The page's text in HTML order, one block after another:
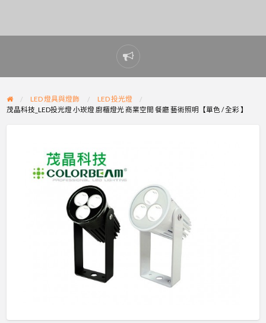
Report
problem
LED 燈具與燈飾
LED 投光燈
茂晶科技_LED投光燈 小崁燈 廚櫃燈光 商業空間 餐廳 藝術照明【單色 / 全彩 】